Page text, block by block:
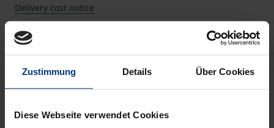
Zustimmung Details Über Cookies
Diese Webseite verwendet Cookies
Delivery cost notice
Description